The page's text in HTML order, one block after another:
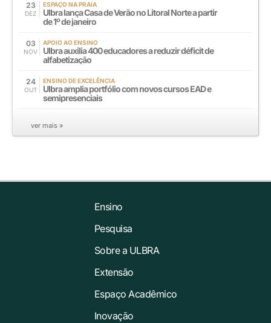
23
DEZ
ESPAÇO NA PRAIA
Ulbra lança Casa de Verão no Litoral Norte a partir
de 1º de janeiro
03
NOV
APOIO AO ENSINO
Ulbra auxilia 400 educadores a reduzir déficit de
alfabetização
24
OUT
ENSINO DE EXCELÊNCIA
Ulbra amplia portfólio com novos cursos EAD e
semipresenciais
ver mais »
Ensino
Pesquisa
Sobre a ULBRA
Extensão
Espaço Acadêmico
Inovação